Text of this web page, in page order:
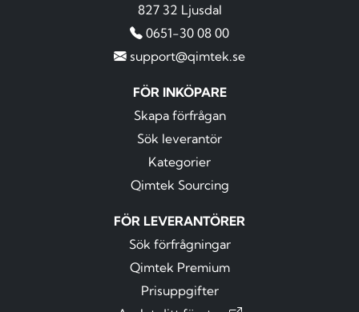
827 32 Ljusdal
0651-30 08 00
support@qimtek.se
FÖR INKÖPARE
Skapa förfrågan
Sök leverantör
Kategorier
Qimtek Sourcing
FÖR LEVERANTÖRER
Sök förfrågningar
Qimtek Premium
Prisuppgifter